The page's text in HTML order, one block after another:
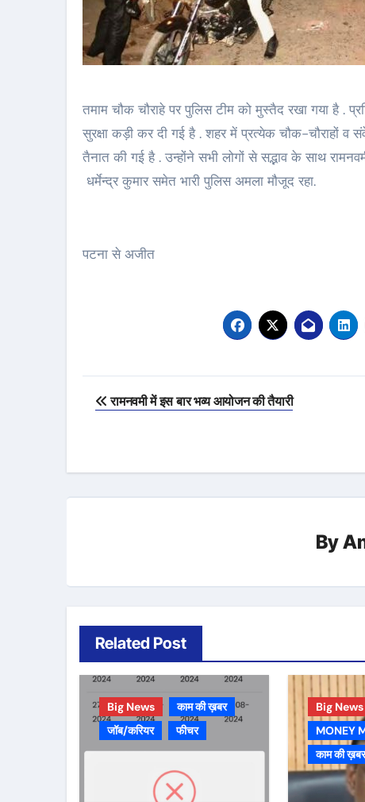
तमाम चौक चौराहे पर पुलिस टीम को मुस्तैद रखा गया है .
सुरक्षा कड़ी कर दी गई है . शहर में प्रत्येक चौक-चौराहों व
तैनात की गई है . उन्होंने सभी लोगों से सद्भाव के साथ
धर्मेन्द्र कुमार समेत भारी पुलिस अमला मौजूद रहा.
पटना से अजीत
Post
रामनवमी में इस बार भव्य आयोजन की तैयारी
By
Related Post
Big News
काम की ख़बर
जॉब/करियर
फीचर
Big News
MONEY
काम की ख़बर